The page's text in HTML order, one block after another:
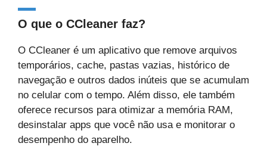
O que o CCleaner faz?
O CCleaner é um aplicativo que remove arquivos
temporários, cache, pastas vazias, histórico de
navegação e outros dados inúteis que se acumulam
no celular com o tempo. Além disso, ele também
oferece recursos para otimizar a memória RAM,
desinstalar apps que você não usa e monitorar o
desempenho do aparelho.